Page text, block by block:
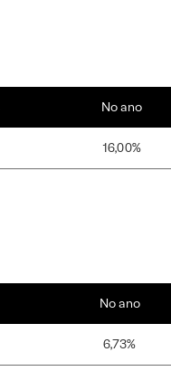
No ano
16,00%
No ano
6,73%